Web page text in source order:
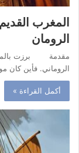
المغرب
الرومان
مقدمة برزت
الروماني. فأين كان
أكمل القراءة »